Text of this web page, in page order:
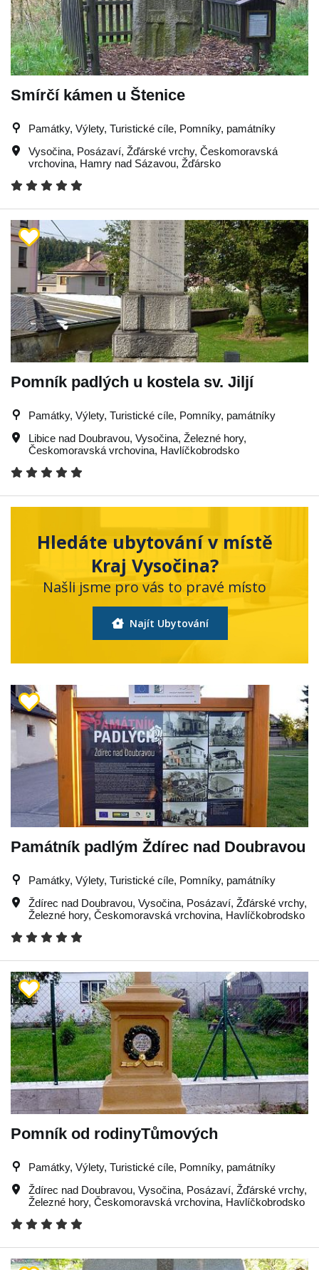
Smírčí kámen u Štenice
Památky, Výlety, Turistické cíle, Pomníky, památníky
Vysočina, Posázaví, Žďárské vrchy, Českomoravská
vrchovina, Hamry nad Sázavou, Žďársko
Pomník padlých u kostela sv. Jiljí
Památky, Výlety, Turistické cíle, Pomníky, památníky
Libice nad Doubravou, Vysočina, Železné hory,
Českomoravská vrchovina, Havlíčkobrodsko
Hledáte ubytování v místě
Kraj Vysočina?
Našli jsme pro vás to pravé místo
Najít Ubytování
Památník padlým Ždírec nad Doubravou
Památky, Výlety, Turistické cíle, Pomníky, památníky
Ždírec nad Doubravou, Vysočina, Posázaví, Žďárské vrchy,
Železné hory, Českomoravská vrchovina, Havlíčkobrodsko
Pomník od rodinyTůmových
Památky, Výlety, Turistické cíle, Pomníky, památníky
Ždírec nad Doubravou, Vysočina, Posázaví, Žďárské vrchy,
Železné hory, Českomoravská vrchovina, Havlíčkobrodsko